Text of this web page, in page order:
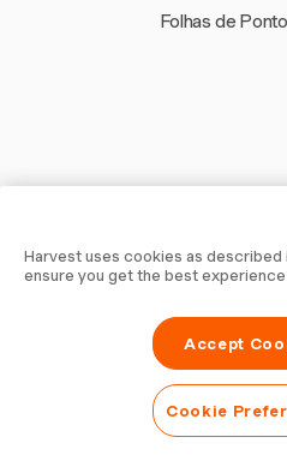
Folhas de
Seu tempo
Junte-se a mais de 70.000
tempo, faturam clientes e
Teste
Harvest uses cookies as described
ensure you get the best
Accept
Cookie